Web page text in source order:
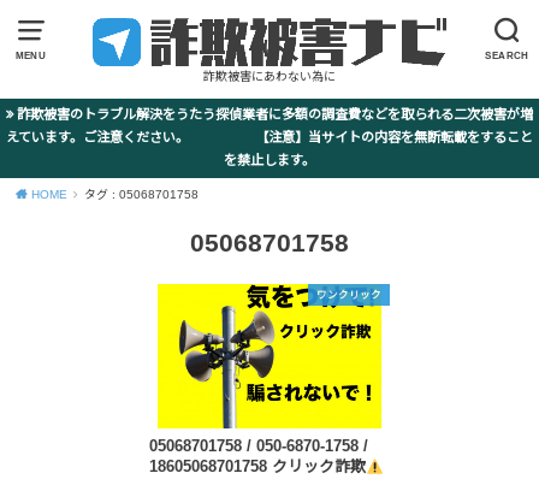
MENU SEARCH
詐欺被害にあわない為に
詐欺被害のトラブル解決をうたう探偵業者に多額の調査費などを取られる二次被害が増
えています。ご注意ください。 【注意】当サイトの内容を無断転載をすること
を禁止します。
HOME タグ : 05068701758
05068701758
ワンクリック
05068701758 / 050-6870-1758 /
18605068701758 クリック詐欺